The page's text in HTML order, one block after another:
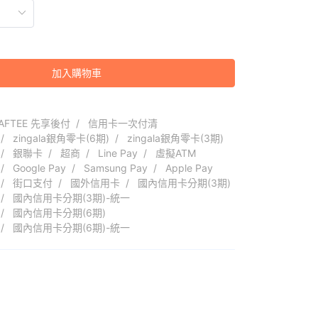
加入購物車
先享後付
信用卡一次付清
zingala銀角零卡(6期)
zingala銀角零卡(3期)
銀聯卡
超商 Line Pay
虛擬ATM
Google Pay
Samsung Pay
Apple Pay
街口支付
國外信用卡
國內信用卡分期(3期)
國內信用卡分期(3期)-統一
國內信用卡分期(6期)
國內信用卡分期(6期)-統一